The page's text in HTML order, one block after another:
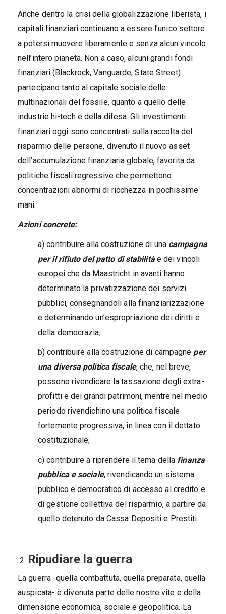
Anche dentro la crisi della globalizzazione liberista, i
capitali finanziari continuano a essere l’unico settore
a potersi muovere liberamente e senza alcun vincolo
nell’intero pianeta. Non a caso, alcuni grandi fondi
finanziari (Blackrock, Vanguarde, State Street)
partecipano tanto al capitale sociale delle
multinazionali del fossile, quanto a quello delle
industrie hi-tech e della difesa. Gli investimenti
finanziari oggi sono concentrati sulla raccolta del
risparmio delle persone, divenuto il nuovo asset
dell’accumulazione finanziaria globale, favorita da
politiche fiscali regressive che permettono
concentrazioni abnormi di ricchezza in pochissime
mani.
Azioni concrete:
a) contribuire alla costruzione di una campagna
per il rifiuto del patto di stabilitàe dei vincoli
europei che da Maastricht in avanti hanno
determinato la privatizzazione dei servizi
pubblici, consegnandoli alla finanziarizzazione
e determinando un’espropriazione dei diritti e
della democrazia;
b) contribuire alla costruzione di campagne per
una diversa politica fiscale, che, nel breve,
possono rivendicare la tassazione degli extra-
profitti e dei grandi patrimoni, mentre nel medio
periodo rivendichino una politica fiscale
fortemente progressiva, in linea con il dettato
costituzionale;
c) contribuire a riprendere il tema della finanza
pubblica e sociale, rivendicando un sistema
pubblico e democratico di accesso al credito e
di gestione collettiva del risparmio, a partire da
quello detenuto da Cassa Depositi e Prestiti.
Ripudiare la guerra
La guerra -quella combattuta, quella preparata, quella
auspicata- è divenuta parte delle nostre vite e della
dimensione economica, sociale e geopolitica. La